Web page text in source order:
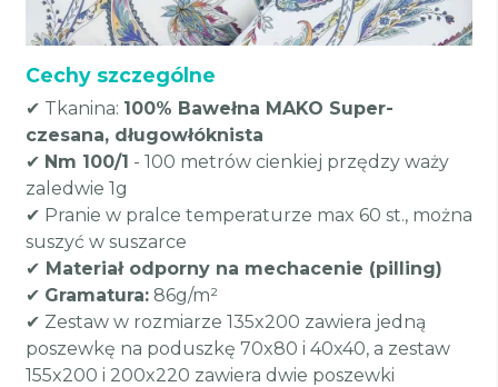
Cechy szczególne
✔ Tkanina: 100% Bawełna MAKO Super-
czesana, długowłóknista
✔ Nm 100/1 - 100 metrów cienkiej przędzy waży
zaledwie 1g
✔ Pranie w pralce temperaturze max 60 st., można
suszyć w suszarce
✔ Materiał odporny na mechacenie (pilling)
✔ Gramatura: 86g/m²
✔ Zestaw w rozmiarze 135x200 zawiera jedną
poszewkę na poduszkę 70x80 i 40x40, a zestaw
155x200 i 200x220 zawiera dwie poszewki